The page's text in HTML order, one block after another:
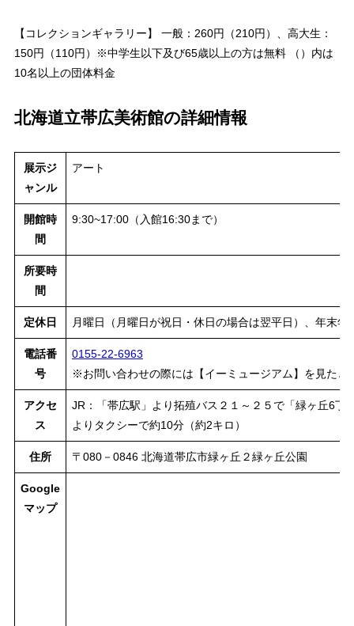
【コレクションギャラリー】 一般：260円（210円）、高大生：
150円（110円）※中学生以下及び65歳以上の方は無料 （）内は
10名以上の団体料金
北海道立帯広美術館の詳細情報
展示ジ
ャンル
アート
開館時
間
9:30~17:00（入館16:30まで）
所要時
間
定休日 月曜日（月曜日が祝日・休日の場合は翌平日）、年末
電話番
号
0155-22-6963
※お問い合わせの際には【イーミュージアム】を見たと
アクセ
ス
JR：「帯広駅」より拓殖バス２１～２５で「緑ヶ丘6丁
よりタクシーで約10分（約2キロ）
住所 〒080－0846 北海道帯広市緑ヶ丘２緑ヶ丘公園
Google
マップ